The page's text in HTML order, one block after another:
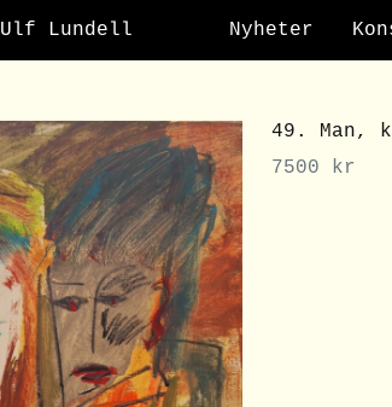
Lundell Nyheter
49. Man,
7500
kr